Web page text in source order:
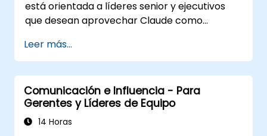
Desarrollar estrategias accionables para
mejorar la adaptabilidad del liderazgo y el
rendimiento del equipo.
está orientada a líderes senior y ejecutivos
que desean aprovechar Claude como
mejorar la toma de decisiones, acelerar la
planificación y construir una ventaja
competitiva mediante un liderazgo
potenciado por IA.
Leer más...
Comunicación e Influencia - Para
Gerentes y Líderes de Equipo
14 Horas